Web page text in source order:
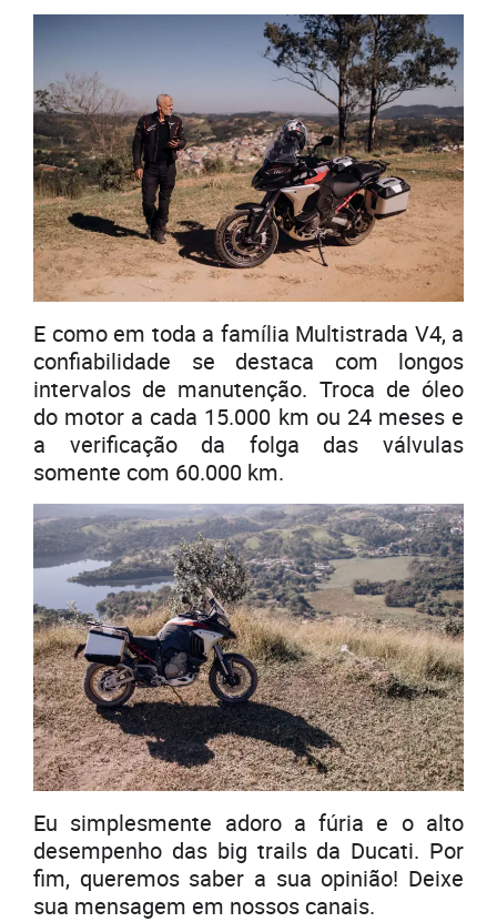
E como em toda a família Multistrada V4, a
confiabilidade se destaca com longos
intervalos de manutenção. Troca de óleo
do motor a cada 15.000 km ou 24 meses e
a verificação da folga das válvulas
somente com 60.000 km.
Eu simplesmente adoro a fúria e o alto
desempenho das big trails da Ducati. Por
fim, queremos saber a sua opinião! Deixe
sua mensagem em nossos canais.